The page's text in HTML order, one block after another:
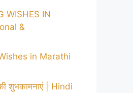
WISHES IN
&
in Marathi
शुभकामनाएं | Hindi